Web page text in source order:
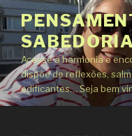
Pular
para
o
conteúdoAcesse a harmonia e
dispõe de reflexões,
edificantes… Seja bem